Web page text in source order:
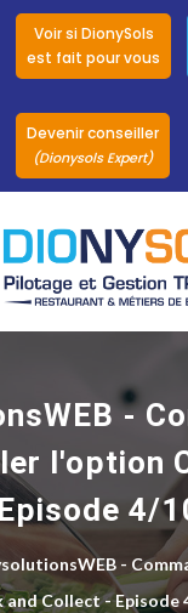
Voir si DionySols
est fait pour vous
Devenir conseiller
(Dionysols Expert)
Nos conseillers
DionySols
Nos versions
Nos autres
Solutions
Témoignages
-
l'option
4/
-
Collect - Episode